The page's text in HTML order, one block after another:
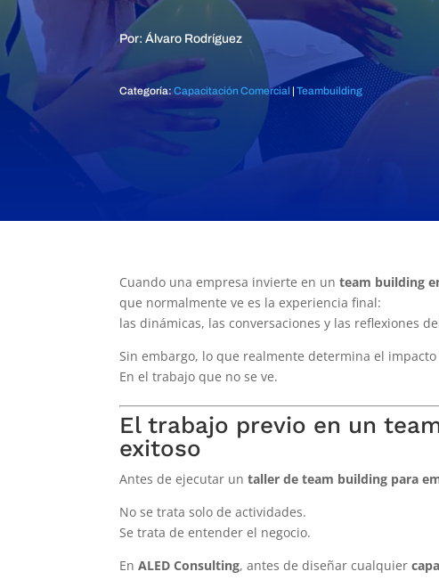
Por: Álvaro Rodríguez
Categoría:Capacitación Comercial |Teambuilding
Cuando una empresa invierte en unteam building
que normalmente ve es la experiencia final:
las dinámicas, las conversaciones y las reflexiones
Sin embargo, lo que realmente determina el
En el trabajo que no se ve.
El trabajo previo en un
exitoso
Antes de ejecutar untaller de team building para
No se trata solo de actividades.
Se trata de entender el negocio.
EnALED Consulting, antes de diseñar cualquier